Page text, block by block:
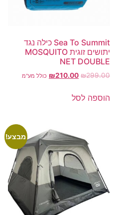
Sea To Summit כילה נגד
יתושים זוגית MOSQUITO
NET DOUBLE
₪299.00
₪210.00 כולל מע"מ
הוספה לסל
מבצע!